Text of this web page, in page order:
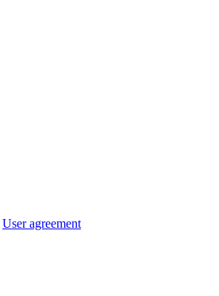
User agreement